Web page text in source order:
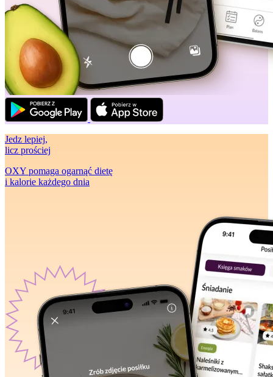
Jedz lepiej,
licz prościej
OXY pomaga ogarnąć dietę
i kalorie każdego dnia